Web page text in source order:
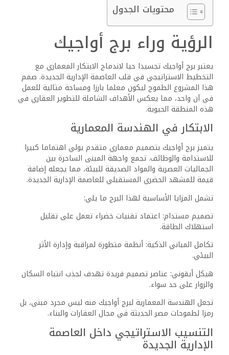
محتويات الجدول
الرؤية وراء برج أواجيك
يعتبر برج أواجيك تجسيدا حيا لاندماج الابتكار المعماري مع
التخطيط الاستراتيجي في قلب العاصمة الإدارية الجديدة. صمم
هذا المشروع الطموح ليكون معلما بارزا ومساحة مثالية للعمل
في آن واحد، مما يعكس الأهداف الشاملة للتطوير العقاري في
هذه المنطقة الحيوية.
الابتكار في الهندسة المعمارية
يتميز برج أواجيك بتصميم معماري متقدم يولي اهتماما كبيرا
للاستدامة والوظائف. تجمع واجهة المبنى الساحرة بين
الجماليات العصرية والمواد الصديقة للبيئة، مما يجعله إضافة
قيمة للمشهد الحضري المستقبلي للعاصمة الإدارية الجديدة.
تشمل المزايا الأساسية لهذا البرج ما يلي:
تصميم مستدام: اعتماد تقنيات خضراء تعمل على تقليل
استهلاك الطاقة.
تكامل المباني الذكية: أنظمة متطورة لمراقبة وإدارة الأثر
البيئي.
هيكل أيقوني: عناصر تصميم فريدة تهدف لجذب انتباه السكان
والزوار على حد سواء.
تجعل الهندسة المعمارية لبرج أواجيك منه ليس مجرد مبنى، بل
رمزا لطموحات مصر الحديثة في مجال العقارات والبناء.
التنسيب الاستراتيجي داخل العاصمة
الإدارية الجديدة